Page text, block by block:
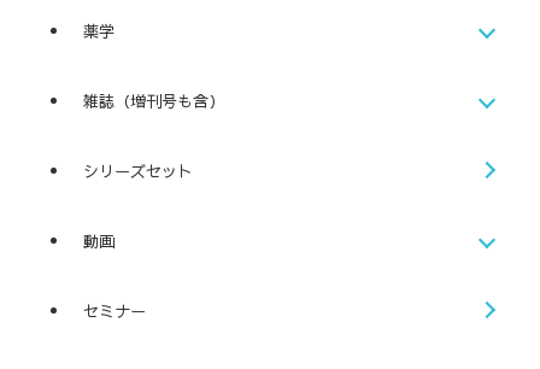
薬学
雑誌（増刊号も含）
シリーズセット
動画
セミナー